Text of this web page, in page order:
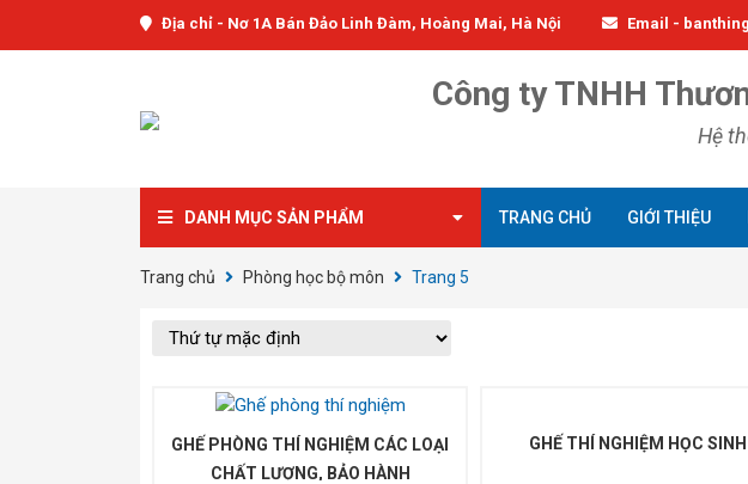
Địa chỉ - Nơ 1A Bán Đảo Linh Đàm, Hoàng Mai, Hà Nội Email -
Công ty TNHH
Hệ
DANH MỤC SẢN PHẨM
Bàn Thí Nghiệm Áp Tường
Bàn Cân Chống Rung
Tủ Hút Khí Độc
TRANG CHỦ GIỚI THIỆU
Trang chủ Phòng học bộ môn Trang 5
GHẾ PHÒNG THÍ NGHIỆM CÁC LOẠI
CHẤT LƯỢNG, BẢO HÀNH
GHẾ THÍ NGHIỆM HỌC SINH